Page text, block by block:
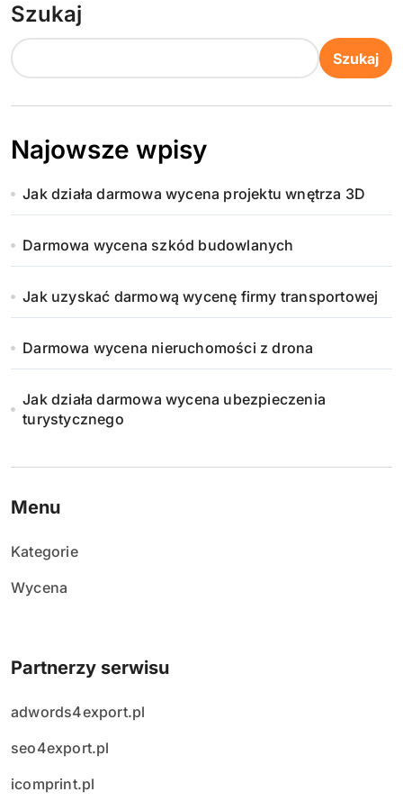
r
n
i
c
o
w
a
n
i
e
w
p
i
s
ó
Szukaj
Szukaj
Najowsze wpisy
Jak działa darmowa wycena projektu wnętrza 3D
Darmowa wycena szkód budowlanych
Jak uzyskać darmową wycenę firmy transportowej
Darmowa wycena nieruchomości z drona
Jak działa darmowa wycena ubezpieczenia
turystycznego
Menu
Kategorie
Wycena
Partnerzy serwisu
adwords4export.pl
seo4export.pl
icomprint.pl